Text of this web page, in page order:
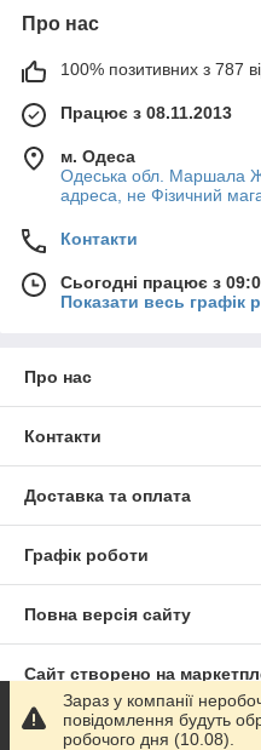
Про нас
100% позитивних з 787
Працює з 08.11.2013
м. Одеса
Одеська обл. Маршала
адреса, не Фізичний
Контакти
Сьогодні працює з
Показати весь графік
Про нас
Контакти
Доставка та оплата
Графік роботи
Повна версія сайту
Сайт створено на
Політика конфіденційності
Зараз у компанії
повідомлення будуть
робочого дня (10.08).